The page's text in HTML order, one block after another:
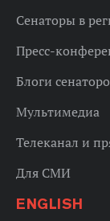
Сенаторы в
Пресс-
Блоги
Мультимедиа
Телеканал и
Для СМИ
ENGLISH